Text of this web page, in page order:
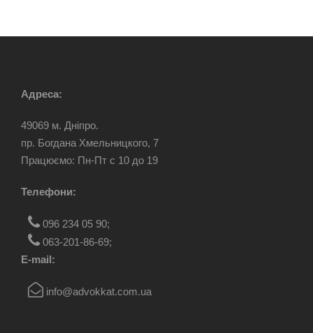
Адреса:
49069 м. Дніпро.
пр. Богдана Хмельницкого, 7
Працюємо: Пн-Пт c 10 до 19
Телефони:
096 234 05 90;
063-201-86-69;
E-mail:
info@advokkat.com.ua